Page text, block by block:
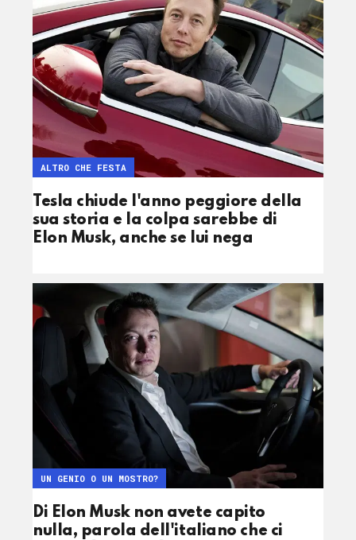
Tesla chiude l'anno peggiore della
sua storia e la colpa sarebbe di
Elon Musk, anche se lui nega
ALTRO CHE FESTA
Di Elon Musk non avete capito
nulla, parola dell'italiano che ci
UN GENIO O UN MOSTRO?